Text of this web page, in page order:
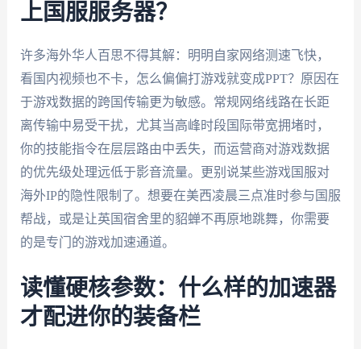
上国服服务器？
许多海外华人百思不得其解：明明自家网络测速飞快，
看国内视频也不卡，怎么偏偏打游戏就变成PPT？原因在
于游戏数据的跨国传输更为敏感。常规网络线路在长距
离传输中易受干扰，尤其当高峰时段国际带宽拥堵时，
你的技能指令在层层路由中丢失，而运营商对游戏数据
的优先级处理远低于影音流量。更别说某些游戏国服对
海外IP的隐性限制了。想要在美西凌晨三点准时参与国服
帮战，或是让英国宿舍里的貂蝉不再原地跳舞，你需要
的是专门的游戏加速通道。
读懂硬核参数：什么样的加速器
才配进你的装备栏